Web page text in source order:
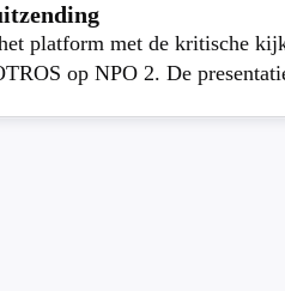
platform met de kritische
op NPO 2. De